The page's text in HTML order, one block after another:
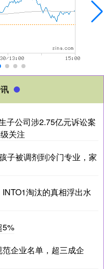
子公司涉2.75亿元诉讼案
关注
子被调剂到冷门专业，家
淘汰的真相浮出水
5%
企业名单，超三成企